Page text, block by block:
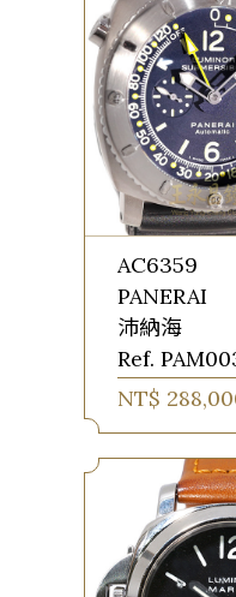
AC6359
PANERAI
沛納海
Ref.
NT$